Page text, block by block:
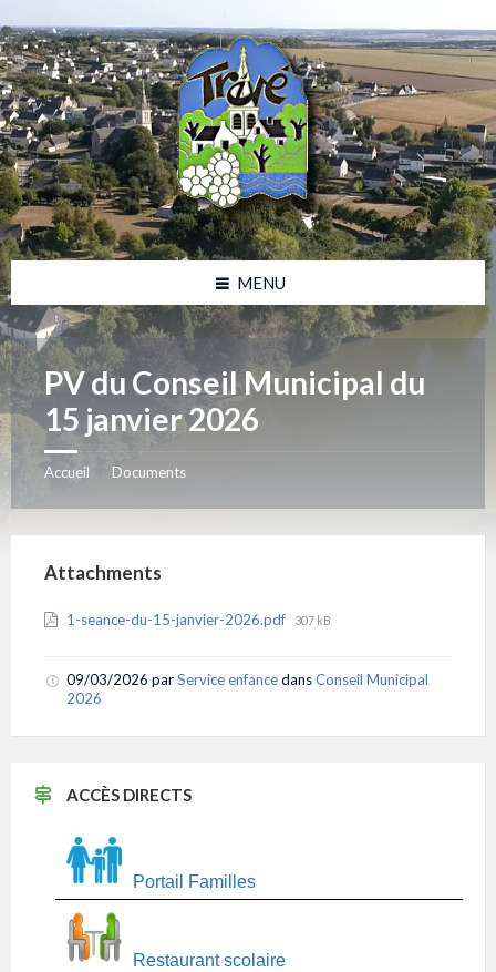
to
content
to
left
sidebar
to
right
sidebar
to
footer
MENU
PV du Conseil Municipal du
15 janvier 2026
Accueil Documents
Attachments
1-seance-du-15-janvier-2026.pdf File
307 kB
09/03/2026 parService enfancedansConseil Municipal
2026
ACCÈS DIRECTS
Portail Familles
Restaurant scolaire